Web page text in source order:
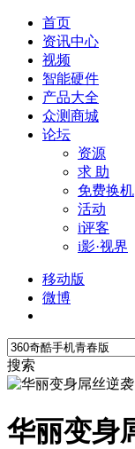
首页
资讯中心
视频
智能硬件
产品大全
众测商城
论坛
资源
求 助
免费换机
活动
i评客
i影·视界
移动版
微博
搜索
华丽变身